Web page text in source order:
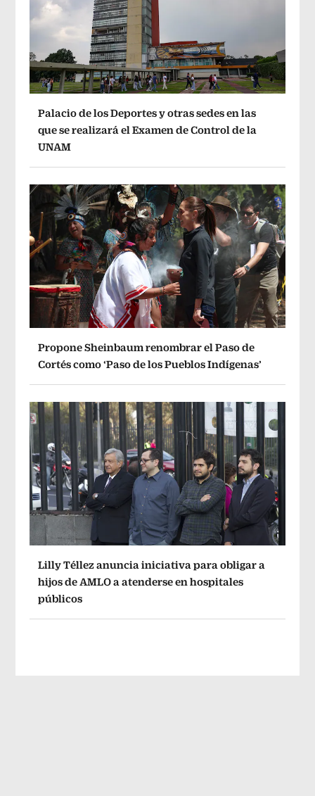
Palacio de los Deportes y otras sedes en las
que se realizará el Examen de Control de la
UNAM
Propone Sheinbaum renombrar el Paso de
Cortés como ‘Paso de los Pueblos Indígenas’
Lilly Téllez anuncia iniciativa para obligar a
hijos de AMLO a atenderse en hospitales
públicos